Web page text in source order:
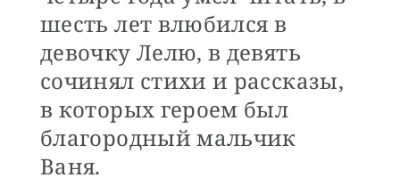
шесть лет влюбился в
девочку Лелю, в девять
сочинял стихи и рассказы,
в которых героем был
благородный мальчик
Ваня.